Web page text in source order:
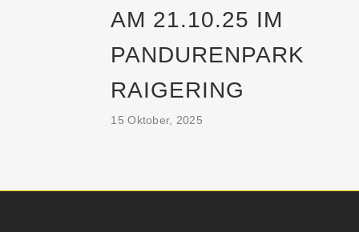
AM 21.10.25 IM
PANDURENPARK
RAIGERING
15 Oktober, 2025